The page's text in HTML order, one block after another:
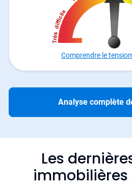
Comprendre le
Analyse complète
Les
immobilières